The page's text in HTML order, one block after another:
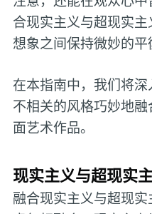
合现实主义与超现实
想象之间保持微妙的平
在本指南中，我们将
不相关的风格巧妙地
面艺术作品。
现实主义与超现实
融合现实主义与超现